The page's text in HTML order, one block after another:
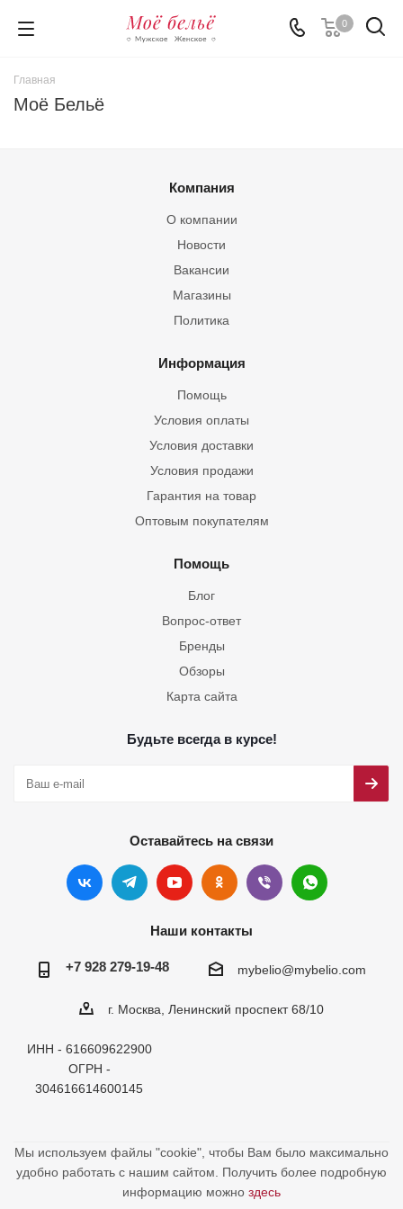
0
Главная
Моё Бельё
Компания
О компании
Новости
Вакансии
Магазины
Политика
Информация
Помощь
Условия оплаты
Условия доставки
Условия продажи
Гарантия на товар
Оптовым покупателям
Помощь
Блог
Вопрос-ответ
Бренды
Обзоры
Карта сайта
Будьте всегда в курсе!
Оставайтесь на связи
Наши контакты
+7 928 279-19-48 mybelio@mybelio.com
г. Москва, Ленинский проспект 68/10
ИНН - 616609622900
ОГРН -
304616614600145
Мы используем файлы "cookie", чтобы Вам было максимально
удобно работать с нашим сайтом. Получить более подробную
информацию можно здесь